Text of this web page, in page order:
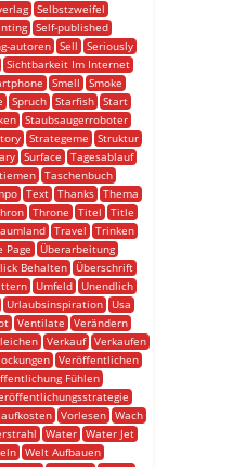
Selbstzweifel
Self-published
autoren Sell
Seriously
Sichtbarkeit Im Internet
Smell
Smoke
Spruch Starfish
Start
Staubsaugerroboter
Strategeme
Struktur
Surface
Tagesablauf
Taschenbuch
Text Thanks Thema
Throne Titel
Title
Travel
Trinken
Page
Überarbeitung
Behalten
Überschrift
Umfeld
Unendlich
Urlaubsinspiration
Usa
Ventilate
Verändern
Verkauf
Verkaufen
Veröffentlichen
Fühlen
Vorlesen Wach
Water Water Jet
Welt Aufbauen